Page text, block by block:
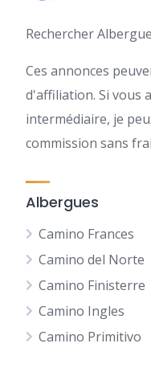
Rechercher
Ces annonces
d'affiliation. Si vous
intermédiaire, je
commission sans
Albergues
Camino Frances
Camino del Norte
Camino Finisterre
Camino Ingles
Camino Primitivo